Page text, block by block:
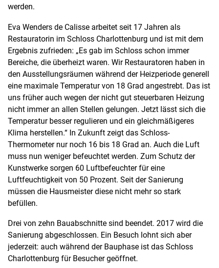
werden.
Eva Wenders de Calisse arbeitet seit 17 Jahren als
Restauratorin im Schloss Charlottenburg und ist mit dem
Ergebnis zufrieden: „Es gab im Schloss schon immer
Bereiche, die überheizt waren. Wir Restauratoren haben in
den Ausstellungsräumen während der Heizperiode generell
eine maximale Temperatur von 18 Grad angestrebt. Das ist
uns früher auch wegen der nicht gut steuerbaren Heizung
nicht immer an allen Stellen gelungen. Jetzt lässt sich die
Temperatur besser regulieren und ein gleichmäßigeres
Klima herstellen.“ In Zukunft zeigt das Schloss-
Thermometer nur noch 16 bis 18 Grad an. Auch die Luft
muss nun weniger befeuchtet werden. Zum Schutz der
Kunstwerke sorgen 60 Luftbefeuchter für eine
Luftfeuchtigkeit von 50 Prozent. Seit der Sanierung
müssen die Hausmeister diese nicht mehr so stark
befüllen.
Drei von zehn Bauabschnitte sind beendet. 2017 wird die
Sanierung abgeschlossen. Ein Besuch lohnt sich aber
jederzeit: auch während der Bauphase ist das Schloss
Charlottenburg für Besucher geöffnet.